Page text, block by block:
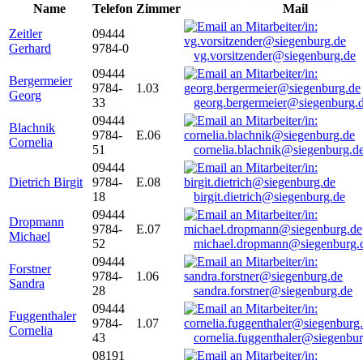
Name
Telefon Zimmer
Mail
Zeitler
Gerhard
09444
9784-0
vg.vorsitzender@siegenburg.de
Bergermeier
Georg
09444
9784-
33
1.03
Blachnik
Cornelia
09444
9784-
51
E.06
Dietrich Birgit
09444
9784-
18
E.08
birgit.dietrich@siegenburg.de
Dropmann
Michael
09444
9784-
52
E.07
Forstner
Sandra
09444
9784-
28
1.06
sandra.forstner@siegenburg.de
Fuggenthaler
Cornelia
09444
9784-
43
1.07
08191